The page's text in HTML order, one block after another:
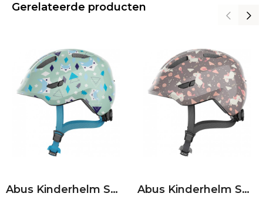
Gerelateerde producten
Abus Kinderhelm Smiley 3.0 | Green Nordic | S 45-50 Abus Kinderhelm Smiley 3.0 | Grey Horse | M 50-55